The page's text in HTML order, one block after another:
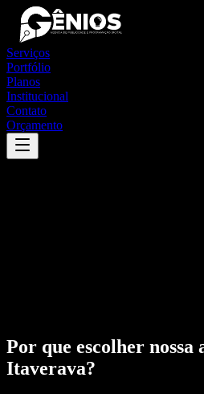
Serviços
Portfólio
Planos
Institucional
Contato
Orçamento
Por que escolher nossa
Itaverava?